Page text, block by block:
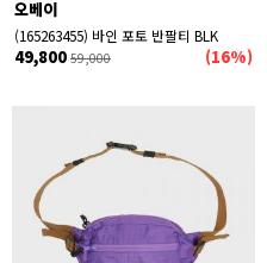
오베이
(165263455) 바인 포토 반팔티 BLK
49,800 59,000 (16%)